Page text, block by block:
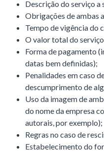
Descrição do serviço a
Obrigações de ambas
Tempo de vigência do
O valor total do
Forma de pagamento
datas bem definidas);
Penalidades em caso
descumprimento de
Uso da imagem de
do nome da empresa
autorais, por exemplo);
Regras no caso de
Estabelecimento do